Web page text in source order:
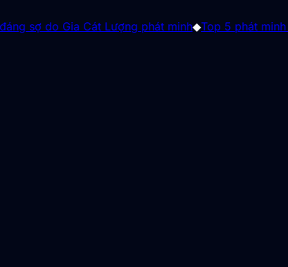
Gia Cát Lượng phát minh ◆Top 5 phát minh từ thế kỷ